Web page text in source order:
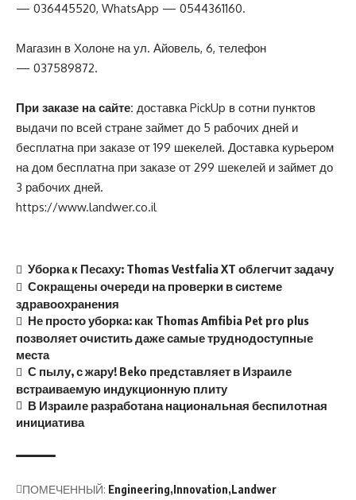
— 036445520, WhatsApp — 0544361160.
Магазин в Холоне на ул. Айовель, 6, телефон
— 037589872.
При заказе на сайте: доставка PickUp в сотни пунктов
выдачи по всей стране займет до 5 рабочих дней и
бесплатна при заказе от 199 шекелей. Доставка курьером
на дом бесплатна при заказе от 299 шекелей и займет до
3 рабочих дней.
https://www.landwer.co.il
Уборка к Песаху: Thomas Vestfalia XT облегчит задачу
Сокращены очереди на проверки в системе
здравоохранения
Не просто уборка: как Thomas Amfibia Pet pro plus
позволяет очистить даже самые труднодоступные
места
С пылу, с жару! Beko представляет в Израиле
встраиваемую индукционную плиту
В Израиле разработана национальная беспилотная
инициатива
ПОМЕЧЕННЫЙ: Engineering Innovation Landwer